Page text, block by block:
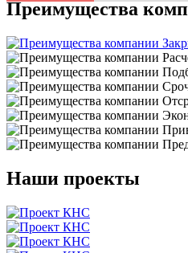
Преимущества
Наши проекты